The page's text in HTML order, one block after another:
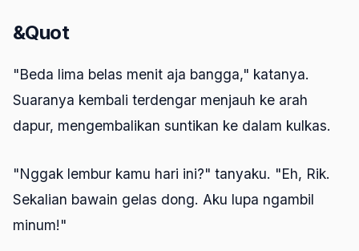
&Quot
"Beda lima belas menit aja bangga," katanya.
Suaranya kembali terdengar menjauh ke arah
dapur, mengembalikan suntikan ke dalam kulkas.
"Nggak lembur kamu hari ini?" tanyaku. "Eh, Rik.
Sekalian bawain gelas dong. Aku lupa ngambil
minum!"